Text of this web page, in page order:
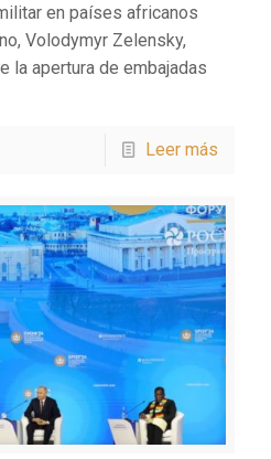
en países africanos
Volodymyr Zelensky,
la apertura de embajadas
Leer más